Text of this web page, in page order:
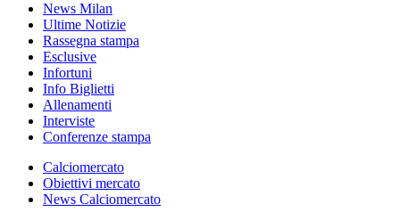
News Milan
Ultime Notizie
Rassegna stampa
Esclusive
Infortuni
Info Biglietti
Allenamenti
Interviste
Conferenze stampa
Calciomercato
Obiettivi mercato
News Calciomercato